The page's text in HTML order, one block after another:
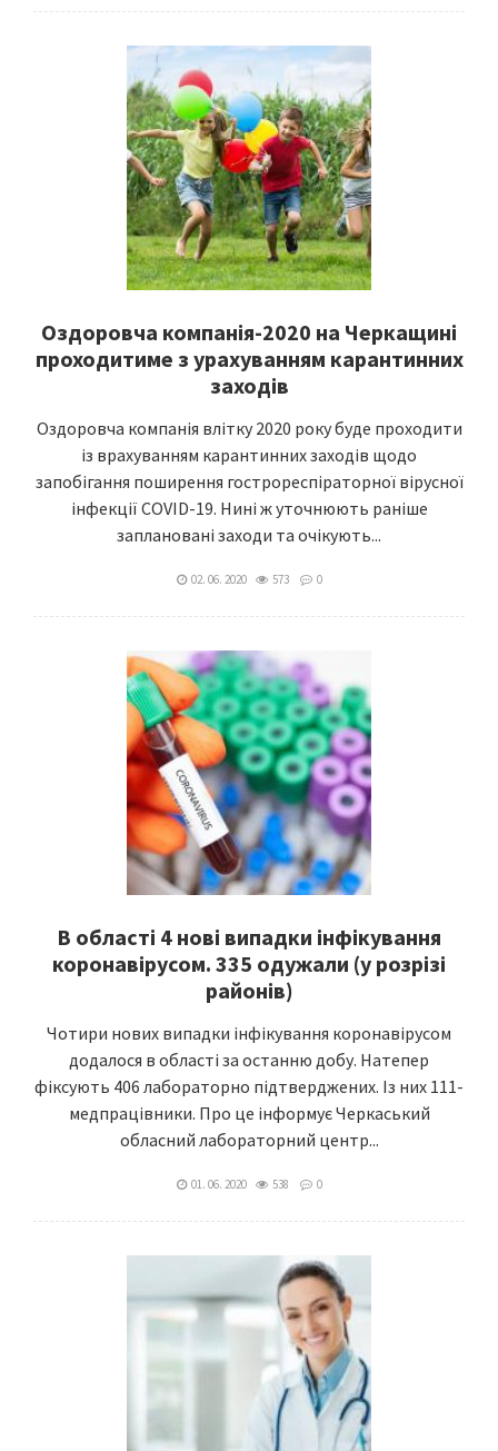
Оздоровча компанія-2020 на Черкащині
проходитиме з урахуванням карантинних
заходів
Оздоровча компанія влітку 2020 року буде проходити
із врахуванням карантинних заходів щодо
запобігання поширення гострореспіраторної вірусної
інфекції COVID-19. Нині ж уточнюють раніше
заплановані заходи та очікують...
02. 06. 2020 573 0
В області 4 нові випадки інфікування
коронавірусом. 335 одужали (у розрізі
районів)
Чотири нових випадки інфікування коронавірусом
додалося в області за останню добу. Натепер
фіксують 406 лабораторно підтверджених. Із них 111-
медпрацівники. Про це інформує Черкаський
обласний лабораторний центр...
01. 06. 2020 538 0